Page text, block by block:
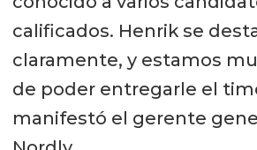
calificados. Henrik se
claramente, y estamos
de poder entregarle el
manifestó el gerente